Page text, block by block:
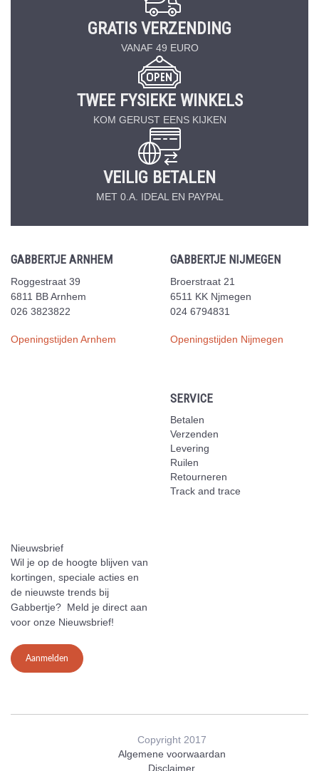
GRATIS VERZENDING
VANAF 49 EURO
TWEE FYSIEKE WINKELS
KOM GERUST EENS KIJKEN
VEILIG BETALEN
MET 0.A. IDEAL EN PAYPAL
GABBERTJE ARNHEM
Roggestraat 39
6811 BB Arnhem
026 3823822
Openingstijden Arnhem
GABBERTJE NIJMEGEN
Broerstraat 21
6511 KK Njmegen
024 6794831
Openingstijden Nijmegen
SERVICE
Betalen
Verzenden
Levering
Ruilen
Retourneren
Track and trace
Nieuwsbrief
Wil je op de hoogte blijven van
kortingen, speciale acties en
de nieuwste trends bij
Gabbertje? Meld je direct aan
voor onze Nieuwsbrief!
Aanmelden
Copyright 2017
Algemene voorwaardan
Disclaimer